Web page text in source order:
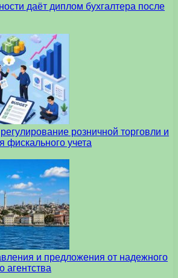
даёт диплом бухгалтера после
розничной торговли и
фискального учета
и предложения от надежного
агентства